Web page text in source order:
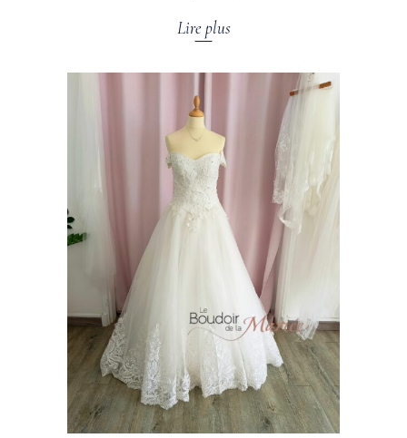
Lire plus